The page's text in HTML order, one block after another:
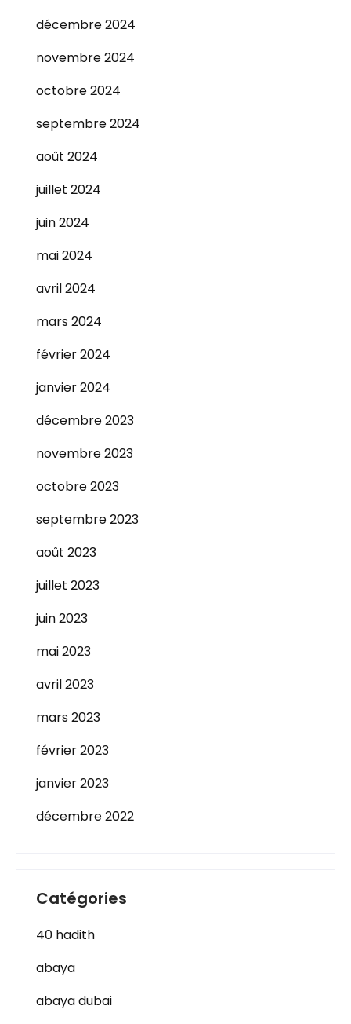
décembre 2024
novembre 2024
octobre 2024
septembre 2024
août 2024
juillet 2024
juin 2024
mai 2024
avril 2024
mars 2024
février 2024
janvier 2024
décembre 2023
novembre 2023
octobre 2023
septembre 2023
août 2023
juillet 2023
juin 2023
mai 2023
avril 2023
mars 2023
février 2023
janvier 2023
décembre 2022
Catégories
40 hadith
abaya
abaya dubai